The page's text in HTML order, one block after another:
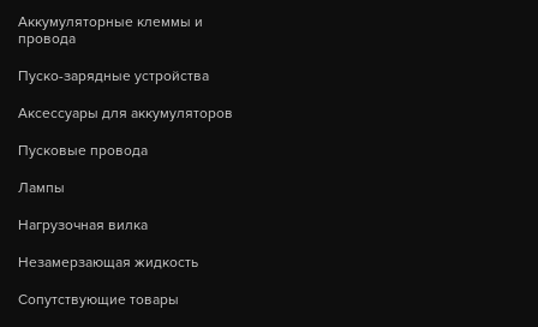
Аккумуляторные клеммы и
провода
Пуско-зарядные устройства
Аксессуары для аккумуляторов
Пусковые провода
Лампы
Нагрузочная вилка
Незамерзающая жидкость
Сопутствующие товары